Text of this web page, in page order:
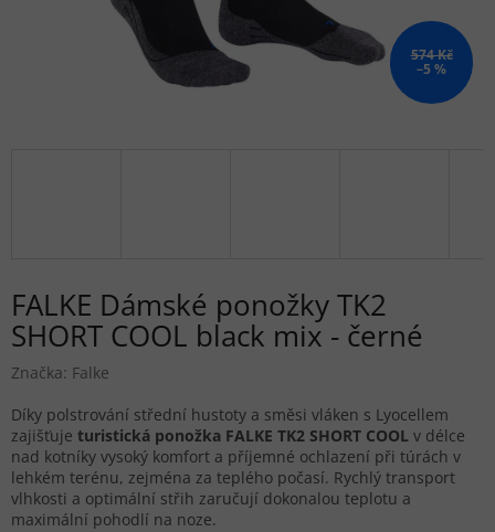
574 Kč
–5 %
FALKE Dámské ponožky TK2
SHORT COOL black mix - černé
Značka: Falke
Díky polstrování střední hustoty a směsi vláken s Lyocellem
zajišťuje turistická ponožka FALKE TK2 SHORT COOL v délce
nad kotníky vysoký komfort a příjemné ochlazení při túrách v
lehkém terénu, zejména za teplého počasí. Rychlý transport
vlhkosti a optimální střih zaručují dokonalou teplotu a
maximální pohodlí na noze.